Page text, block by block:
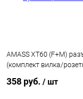
AMASS XT60 (F+M)
(комплект вилка/
358 руб. / шт